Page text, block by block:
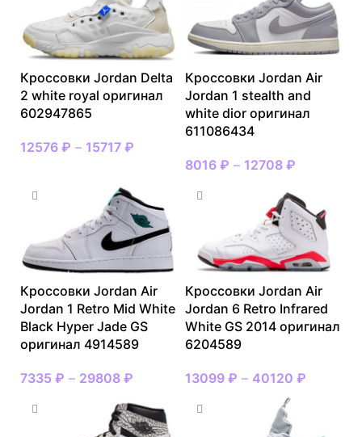
Кроссовки Jordan Delta
2 white royal оригинал
602947865
12576 ₽ – 15717 ₽
Кроссовки Jordan Air
Jordan 1 stealth and
white dior оригинал
611086434
8016 ₽ – 12708 ₽
Кроссовки Jordan Air
Jordan 1 Retro Mid White
Black Hyper Jade GS
оригинал 4914589
7335 ₽ – 29808 ₽
Кроссовки Jordan Air
Jordan 6 Retro Infrared
White GS 2014 оригинал
6204589
13099 ₽ – 40120 ₽